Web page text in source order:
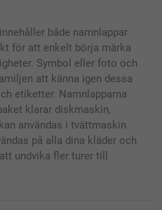
både namnlappar
för att enkelt börja märka
Symbol eller foto och
att känna igen dessa
etiketter. Namnlapparna
klarar diskmaskin,
användas i tvättmaskin
på alla dina kläder och
undvika fler turer till